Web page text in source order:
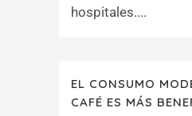
hospitales....
EL CONSUMO
CAFÉ ES MÁS